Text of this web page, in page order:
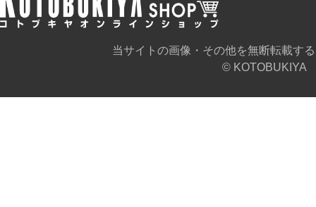
当サイトの画像・その他を無断転載す
© KOTOBUKIYA